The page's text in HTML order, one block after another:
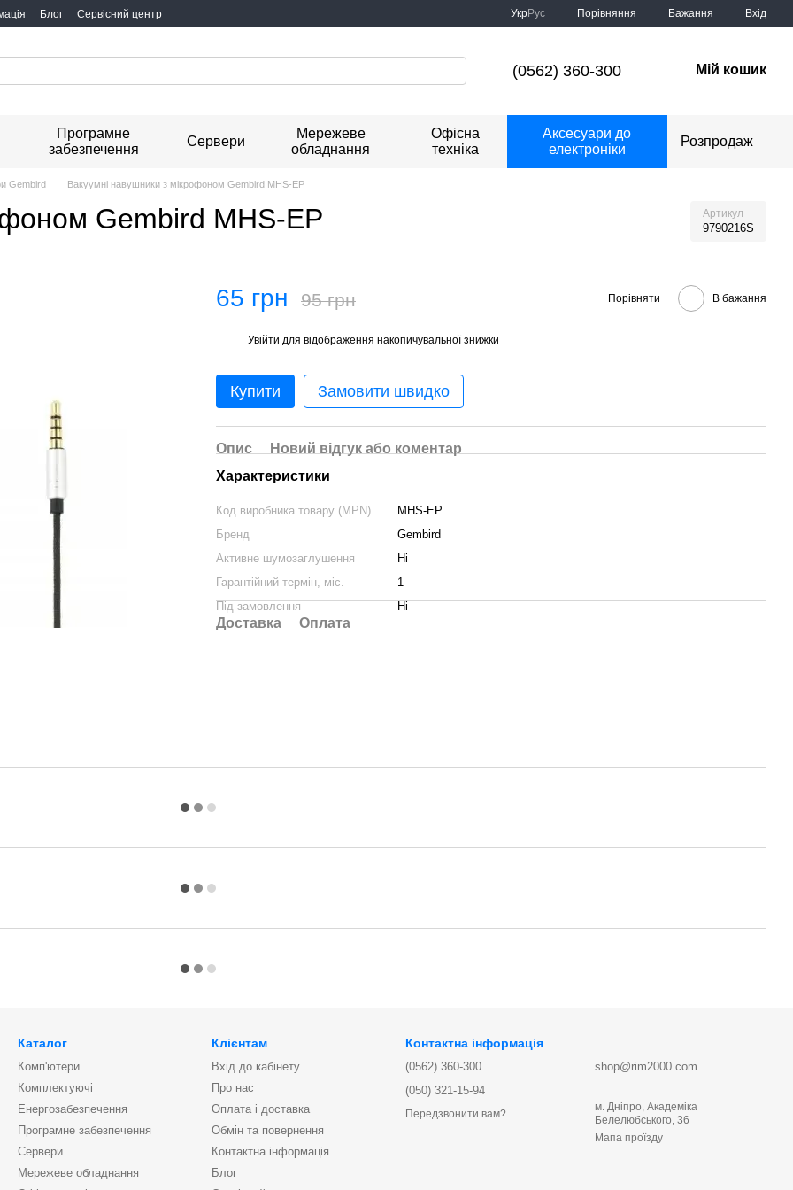
Блог Сервісний центр УкрРус Порівняння Бажання Вхід
(0562) 360-300 Мій кошик
Програмне
забезпечення
Сервери
Мережеве
обладнання
Офісна
техніка
Аксесуари до
електроніки
Розпродаж
Gembird Вакуумні навушники з мікрофоном Gembird MHS-EP
Gembird MHS-EP Артикул
9790216S
65 грн 95 грн Порівняти В бажання
Увійти для відображення накопичувальної знижки
Купити Замовити швидко
Опис
Новий відгук або коментар
Характеристики
Код виробника товару (MPN)
MHS-EP
Бренд
Gembird
Активне шумозаглушення
Ні
Гарантійний термін, міс.
1
Під замовлення
Ні
Доставка Оплата
Каталог
Комп'ютери
Комплектуючі
Енергозабезпечення
Програмне забезпечення
Сервери
Мережеве обладнання
Клієнтам
Вхід до кабінету
Про нас
Оплата і доставка
Обмін та повернення
Контактна інформація
Блог
Контактна інформація
(0562) 360-300
(050) 321-15-94
Передзвонити вам?
shop@rim2000.com
м. Дніпро, Академіка
Белелюбського, 36
Мапа проїзду